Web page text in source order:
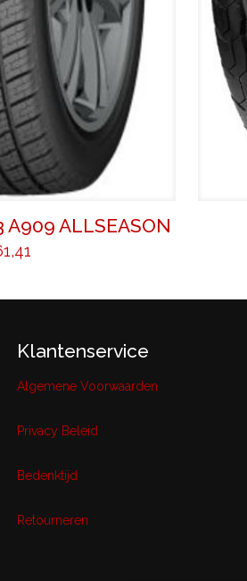
A909 ALLSEASON
Klantenservice
Algemene Voorwaarden
Privacy Beleid
Bedenktijd
Retourneren